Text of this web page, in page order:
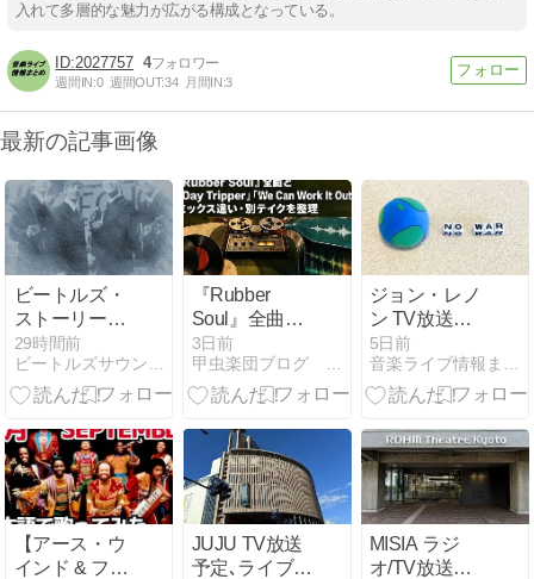
入れて多層的な魅力が広がる構成となっている。
2027757 4
週間IN:0 週間OUT:34 月間IN:3
最新の記事画像
ビートルズ・
ストーリー
（アルバム
「イエロー・
サブマリン」
目のアルバム
「アビイ・ロ
ード」発売）
29時間前
ビートルズサウンドを考えてみる
『Rubber
Soul』全曲と
「Day
Tripper」「We
Can Work It
クス違い・別
テイクを整理
3日前
甲虫楽団ブログ ビートルズ×演奏
ジョン・レノ
ン TV放送予
定 & 映画情報
(2026年8月)
5日前
音楽ライブ情報まとめ
【アース・ウ
インド & ファ
JUJU TV放送
予定､ライブ &
MISIA ラジ
オ/TV放送予